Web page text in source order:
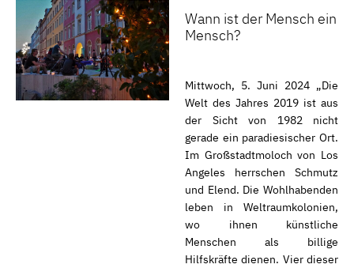
Wann ist der Mensch ein
Mensch?
Mittwoch, 5. Juni 2024 „Die
Welt des Jahres 2019 ist aus
der Sicht von 1982 nicht
gerade ein paradiesischer Ort.
Im Großstadtmoloch von Los
Angeles herrschen Schmutz
und Elend. Die Wohlhabenden
leben in Weltraumkolonien,
wo ihnen künstliche
Menschen als billige
Hilfskräfte dienen. Vier dieser